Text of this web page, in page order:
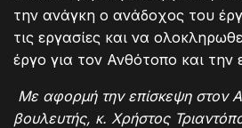
την ανάγκη ο ανάδοχος του
τις εργασίες και να
έργο για τον Ανθότοπο και την
Με αφορμή την επίσκεψη στον
βουλευτής, κ. Χρήστος